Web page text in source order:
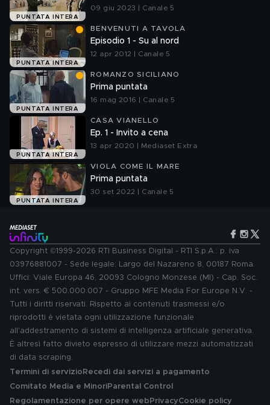
PUNTATA INTERA
09 giu 2023 | Canale 5
PUNTATA INTERA
BENVENUTI A TAVOLA
Episodio 1 - Su al nord
12 apr 2012 | Canale 5
PUNTATA INTERA
ROMANZO SICILIANO
Prima puntata
16 mag 2016 | Canale 5
PUNTATA INTERA
CASA VIANELLO
Ep. 1 - Invito a cena
13 apr 2020 | Mediaset Extra
PUNTATA INTERA
VIOLA COME IL MARE
Prima puntata
30 set 2022 | Canale 5
Copyright ©1999-2026 RTI Business Digital - RTI S.p.A.: p. iva
03976881007 - Sede legale: Largo del Nazareno 8, 00187 Roma.
Uffici: Viale Europa 46, 20093 Cologno Monzese (MI) - Cap. Soc.
int. vers. € 500.000.007 - Gruppo MFE Media For Europe N.V. -
Tutti i diritti riservati. Rispetto ai contenuti trasmessi e/o
riprodotti è vietata ogni utilizzazione funzionale
all'addestramento di sistemi di intelligenza artificiale generativa.
È altresì fatto divieto espresso di utilizzare mezzi automatizzati
di data scraping.
Termini di servizio Recedi dai servizi a pagamento
Comitato Media e MinoriParental Control
Regolamentazione per opere web PrivacyCookie policy